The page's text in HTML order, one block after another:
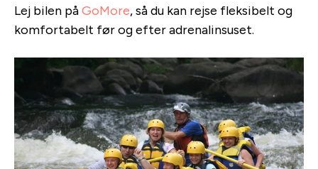
Lej bilen påGoMore, så du kan rejse fleksibelt og
komfortabelt før og efter adrenalinsuset.